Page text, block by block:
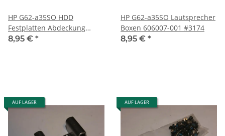
HP G62-a35SO HDD
Festplatten Abdeckung
1A226HB00600G #3174
8,95 € *
HP G62-a35SO Lautsprecher
Boxen 606007-001 #3174
8,95 € *
AUF LAGER AUF LAGER